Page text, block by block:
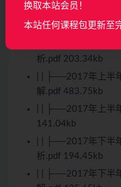
| | ├──2017年上半
识.pdf 320.50kb
析.pdf 203.34kb
| | ├──2017年上半
解.pdf 483.75kb
| | ├──2017年上半
141.04kb
| | ├──2017年下半
析.pdf 194.45kb
| | ├──2017年下半
换取本站会员！
本站任何课程包更新至